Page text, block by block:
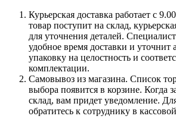
Курьерская доставка работает с
товар поступит на склад,
для уточнения деталей.
удобное время доставки и уточнит
упаковку на целостность и
комплектации.
Самовывоз из магазина. Список
выбора появится в корзине. Когда
склад, вам придет уведомление.
обратитесь к сотруднику в